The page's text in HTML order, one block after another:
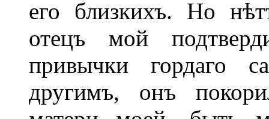
его близкихъ. Но
отецъ мой
привычки гордаго
другимъ, онъ